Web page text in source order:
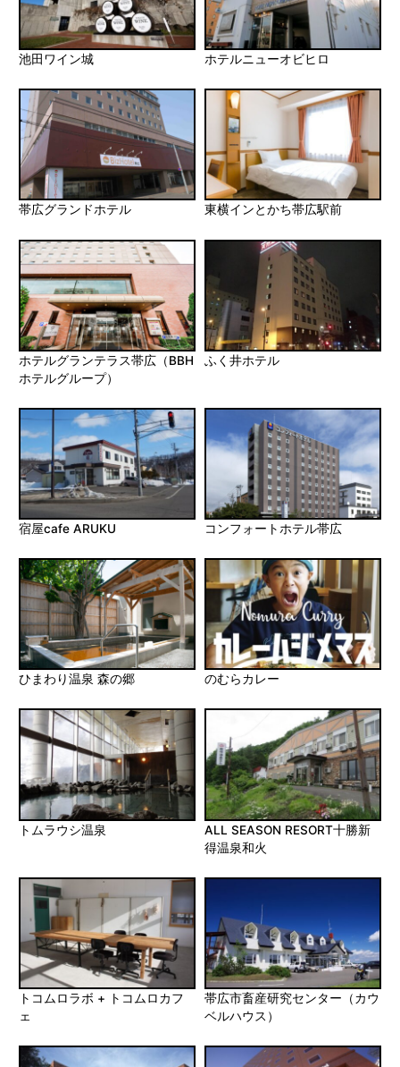
池田ワイン城 ホテルニューオビヒロ
帯広グランドホテル 東横インとかち帯広駅前
ホテルグランテラス帯広（BBH
ホテルグループ）
ふく井ホテル
宿屋cafe ARUKU コンフォートホテル帯広
ひまわり温泉 森の郷 のむらカレー
トムラウシ温泉
ALL SEASON RESORT十勝新
得温泉和火
トコムロラボ + トコムロカフ
ェ
帯広市畜産研究センター（カウ
ベルハウス）